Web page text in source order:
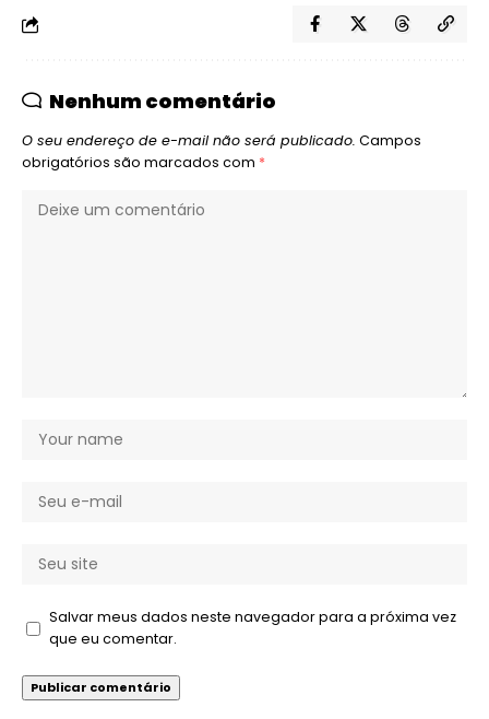
Nenhum comentário
O seu endereço de e-mail não será publicado. Campos
obrigatórios são marcados com *
Salvar meus dados neste navegador para a próxima vez
que eu comentar.